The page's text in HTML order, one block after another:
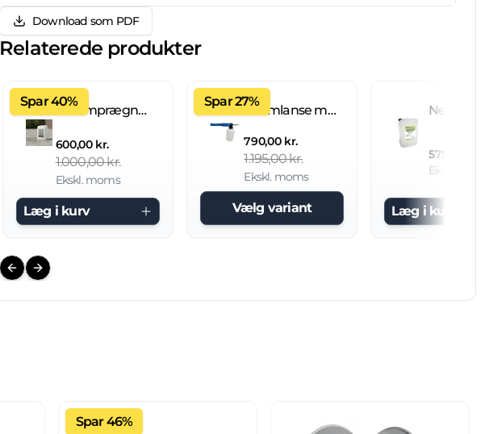
Download som PDF
Relaterede produkter
Spar 40%
Fliseimprægnering IC 20 L brugsklar
600,00 kr.
1.000,00 kr.
Ekskl. moms
Læg i kurv
Spar 27%
Skumlanse med 2 L beholder
790,00 kr.
1.195,00 kr.
Ekskl. moms
Vælg variant
575,00 kr.
Ekskl.
Læg i kurv
Previous slide
Next slide
Spar 46%